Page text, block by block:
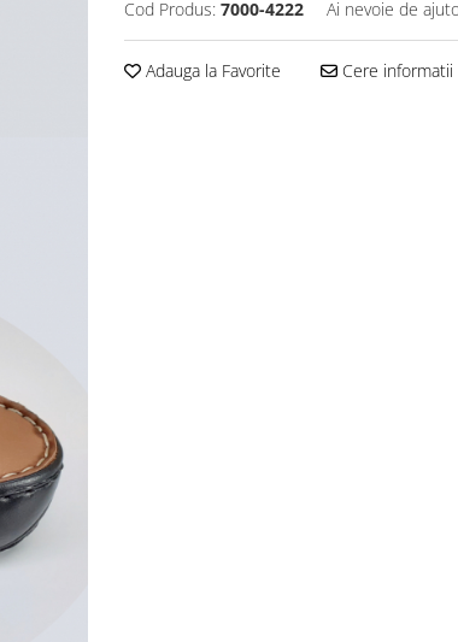
Cod Produs: 7000-4222 Ai nevoie de
Adauga la Favorite Cere informatii